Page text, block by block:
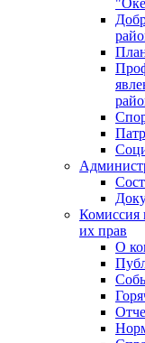
Комиссия
их прав
О